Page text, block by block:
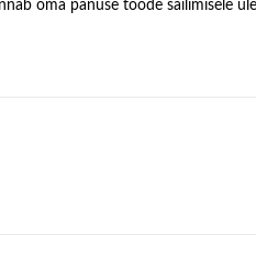
oma panuse tööde säilimisele